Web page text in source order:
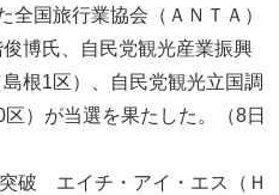
全国旅行業協会（ＡＮＴＡ）
博氏、自民党観光産業振興
根1区）、自民党観光立国調
）が当選を果たした。（8日
破 エイチ・アイ・エス（Ｈ